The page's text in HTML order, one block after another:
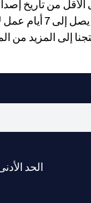
الميسر.
إلى المزيد من
الحد